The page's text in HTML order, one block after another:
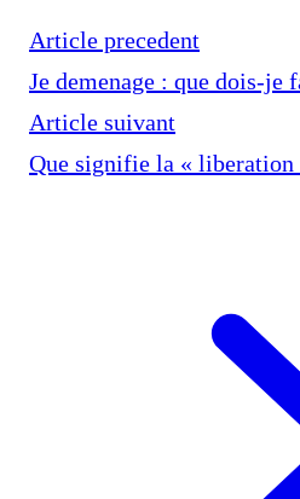
Article precedent
Je demenage : que dois-je
Article suivant
Que signifie la « liberation